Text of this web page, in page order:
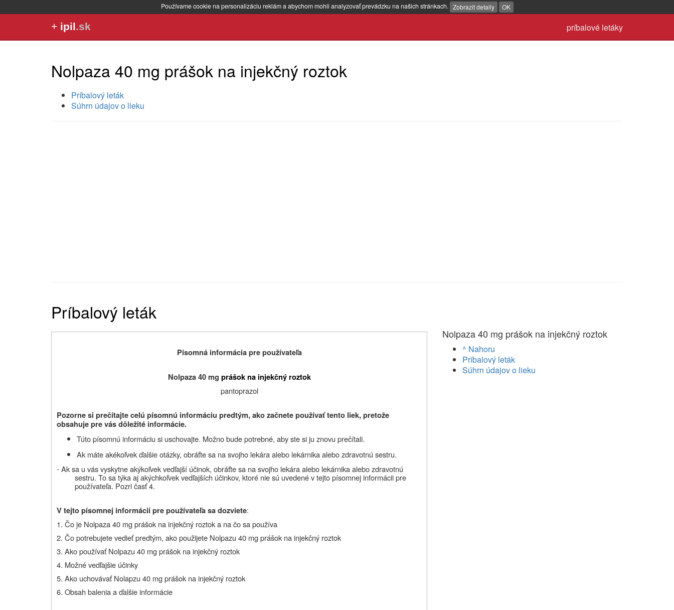
Používame cookie na personalizáciu reklám a abychom mohli analyzovať prevádzku na našich stránkach. Zobrazit detaily OK
príbalové letáky
+ ipil.sk
Nolpaza 40 mg prášok na injekčný roztok
Príbalový leták
Súhrn údajov o lieku
Príbalový leták
Písomná informácia pre používateľa
Nolpaza 40 mg prášok na injekčný roztok
pantoprazol
Pozorne si prečítajte celú písomnú informáciu predtým, ako začnete používaťtento liek, pretože
obsahuje pre vás dôležité informácie.
Túto písomnú informáciu si uschovajte. Možno bude potrebné, aby ste si ju znovu prečítali.
Ak máte akékoľvek ďalšie otázky, obráťte sa na svojho lekára alebo lekárnika alebo zdravotnú sestru.
- Ak sa u vás vyskytne akýkoľvek vedľajší účinok, obráťte sa na svojho lekára alebo lekárnika alebo zdravotnú
sestru. To sa týka aj akýchkoľvek vedľajších účinkov, ktoré nie sú uvedené v tejto písomnej informácii pre
používateľa. Pozri časť 4.
V tejto písomnej informácii pre používateľa sa dozviete:
1. Čo je Nolpaza 40 mg prášok na injekčný roztok a na čo sa používa
2. Čo potrebujete vedieť predtým, ako použijete Nolpazu 40 mg prášok na injekčný roztok
3. Ako používať Nolpazu 40 mg prášok na injekčný roztok
4. Možné vedľajšie účinky
5. Ako uchovávať Nolapzu 40 mg prášok na injekčný roztok
6. Obsah balenia a ďalšie informácie
Nolpaza 40 mg prášok na injekčný roztok
^ Nahoru
Príbalový leták
Súhrn údajov o lieku